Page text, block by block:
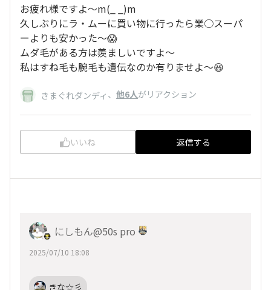
お疲れ様ですよ～m(_ _)m
久しぶりにラ・ムーに買い物に行ったら業○スーパ
ーよりも安かった〜😱
ムダ毛がある方は羨ましいですよ～
私はすね毛も腕毛も遺伝なのか有りませよ〜😆
きまぐれダンディ 、 他6人がリアクション
いいね 返信する
にしもん@50s pro
2025/07/10 18:08
きな☆彡